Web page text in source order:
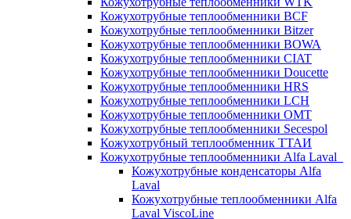
Кожухотрубные теплообменники BCF
Кожухотрубные теплообменники Bitzer
Кожухотрубные теплообменники BOWA
Кожухотрубные теплообменники CIAT
Кожухотрубные теплообменники Doucette
Кожухотрубные теплообменники HRS
Кожухотрубные теплообменники LCH
Кожухотрубные теплообменники OMT
Кожухотрубные теплообменники Secespol
Кожухотрубный теплообменник ТТАИ
Кожухотрубные теплообменники Alfa Laval
Кожухотрубные конденсаторы Alfa
Laval
Кожухотрубные теплообменники Alfa
Laval ViscoLine